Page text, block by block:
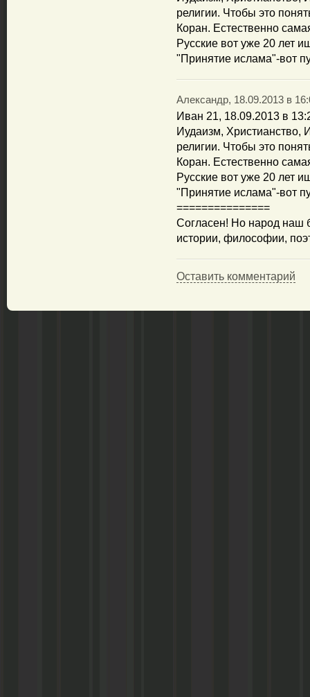
религии. Чтобы это
Коран. Естественно
Русские вот уже 20 лет
"Принятие ислама"-вот
Александр, 18.09.2013 в
Иван 21, 18.09.2013 в
Иудаизм, Христианство,
религии. Чтобы это
Коран. Естественно
Русские вот уже 20 лет
"Принятие ислама"-вот
===============
Согласен! Но народ наш
истории, философии,
Оставить комментарий